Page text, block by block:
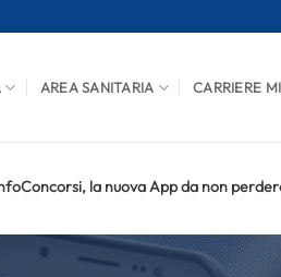
AREA SANITARIA CARRIERE
la nuova App da non